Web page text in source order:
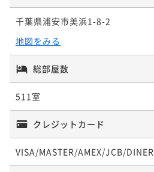
千葉県浦安市美浜1-8-2
地図をみる
総部屋数
511室
クレジットカード
VISA/MASTER/AMEX/JCB/